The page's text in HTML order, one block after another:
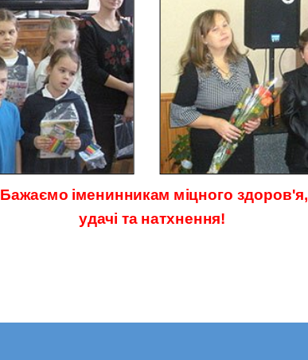
Бажаємо іменинникам міцного здоров'я,
удачі та натхнення!